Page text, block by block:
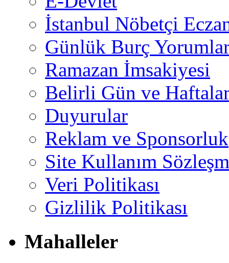
İstanbul Nöbetçi
Günlük Burç
Ramazan İmsakiyesi
Belirli Gün ve
Duyurular
Reklam ve Sponsorluk
Site Kullanım
Veri Politikası
Gizlilik Politikası
Mahalleler